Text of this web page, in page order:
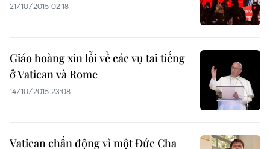
21/10/2015 02:18
Giáo hoàng xin lỗi về các vụ tai tiếng
ở Vatican và Rome
14/10/2015 23:08
Vatican chấn động vì một Đức Cha